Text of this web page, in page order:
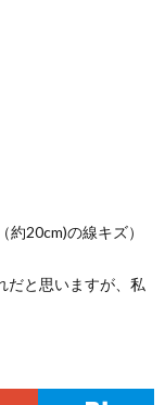
20cm)の線キズ）
だと思いますが、私